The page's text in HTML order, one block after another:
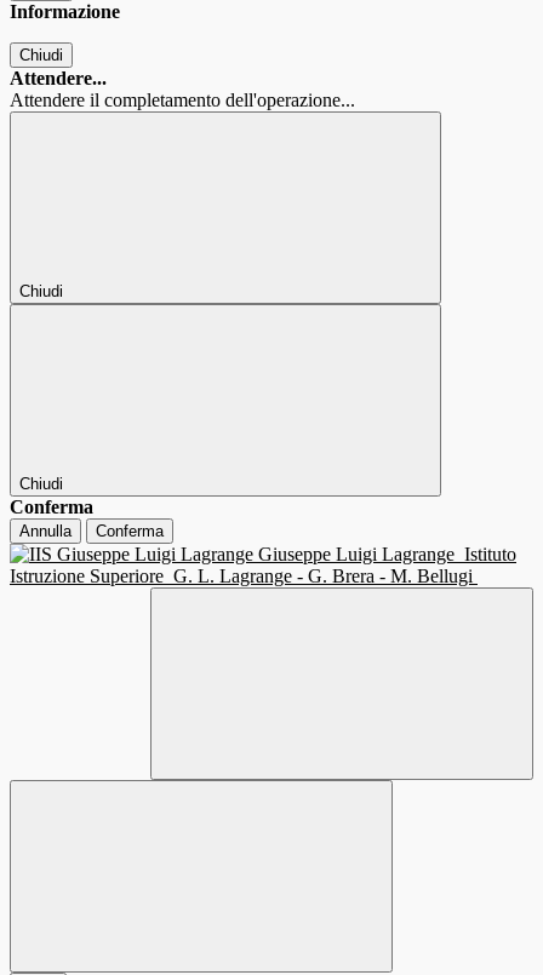
Informazione
Chiudi
Attendere...
Attendere il completamento dell'operazione...
Chiudi
Chiudi
Conferma
Annulla Conferma
Giuseppe Luigi Lagrange Istituto
Istruzione Superiore G. L. Lagrange - G. Brera - M. Bellugi